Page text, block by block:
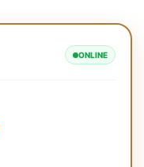
ONLINE